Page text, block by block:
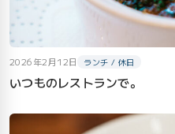
2026年2月12日 ランチ / 休日
いつものレストランで。